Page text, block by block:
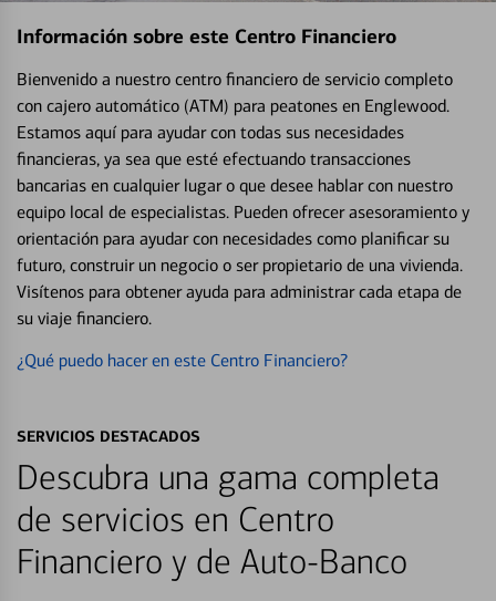
Información sobre este Centro Financiero
Bienvenido a nuestro centro financiero de servicio completo
con cajero automático (ATM) para peatones en Englewood.
Estamos aquí para ayudar con todas sus necesidades
financieras, ya sea que esté efectuando transacciones
bancarias en cualquier lugar o que desee hablar con nuestro
equipo local de especialistas. Pueden ofrecer asesoramiento y
orientación para ayudar con necesidades como planificar su
futuro, construir un negocio o ser propietario de una vivienda.
Visítenos para obtener ayuda para administrar cada etapa de
su viaje financiero.
¿Qué puedo hacer en este Centro Financiero?
SERVICIOS DESTACADOS
Descubra una gama completa
de servicios en Centro
Financiero y de Auto-Banco